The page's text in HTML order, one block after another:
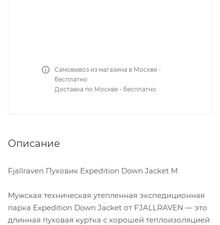
Самовывоз из магазина в Москве -
бесплатно
Доставка по Москве - бесплатно
Описание
Fjallraven Пуховик Expedition Down Jacket M
Мужская техническая утепленная экспедиционная
парка Expedition Down Jacket от FJALLRAVEN — это
длинная пуховая куртка с хорошей теплоизоляцией